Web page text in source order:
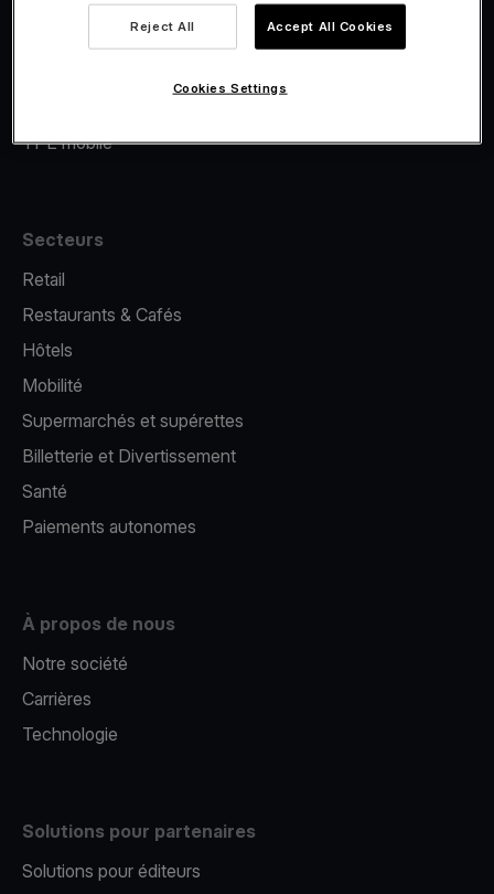
Financement Viva.com
TPE mobile
Secteurs
Retail
Restaurants & Cafés
Hôtels
Mobilité
Supermarchés et supérettes
Billetterie et Divertissement
Santé
Paiements autonomes
À propos de nous
Notre société
Carrières
Technologie
Solutions pour partenaires
Solutions pour éditeurs​
Reject All Accept All Cookies
Cookies Settings